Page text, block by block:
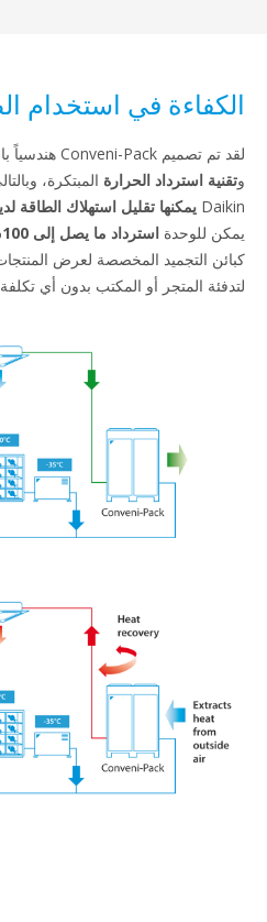
الكفاءة في استخدام
لقد تم تصميم Conveni-Pack هندسياً باستخدام
تقنية استرداد الحرارة
Daikin يمكنها تقليل استهلاك الطاقة
يمكن للوحدةاسترداد ما يصل إلى 100% من الحرارة
كبائن التجميد المخصصة لعرض
لتدفئة المتجر أو المكتب بدون أي تكلفة